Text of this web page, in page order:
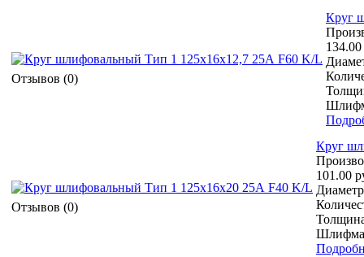
Отзывов (0)
Круг
Отзывов (0)
Круг
101.00